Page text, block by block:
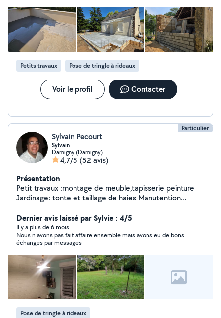
Petits travaux Pose de tringle à rideaux
Voir le profil Contacter
Particulier
Sylvain Pecourt
Sylvain
Damigny (Damigny)
4,7/5 (52 avis)
Présentation
Petit travaux :montage de meuble,tapisserie peinture
Jardinage: tonte et taillage de haies Manutention
Dernier avis laissé par Sylvie : 4/5
Il y a plus de 6 mois
Nous n avons pas fait affaire ensemble mais avons eu de bons
échanges par messages
Pose de tringle à rideaux